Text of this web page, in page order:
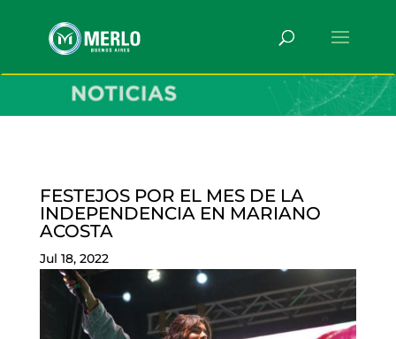
FESTEJOS POR EL MES DE LA
INDEPENDENCIA EN MARIANO
ACOSTA
Jul 18, 2022